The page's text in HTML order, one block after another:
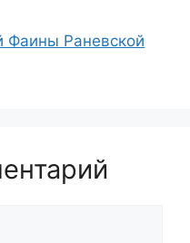
Фаины Раневской